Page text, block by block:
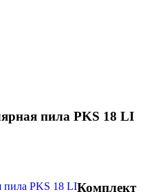
пила PKS 18 LI
Комплект